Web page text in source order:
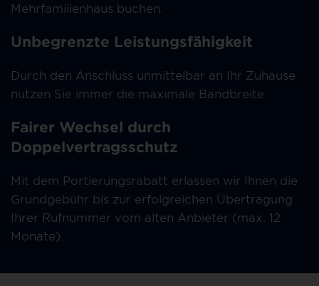
Mehrfamilienhaus buchen.
Unbegrenzte Leistungsfähigkeit
Durch den Anschluss unmittelbar an Ihr Zuhause
nutzen Sie immer die maximale Bandbreite.
Fairer Wechsel durch
Doppelvertragsschutz
Mit dem Portierungsrabatt erlassen wir Ihnen die
Grundgebühr bis zur erfolgreichen Übertragung
Ihrer Rufnummer vom alten Anbieter (max. 12
Monate).